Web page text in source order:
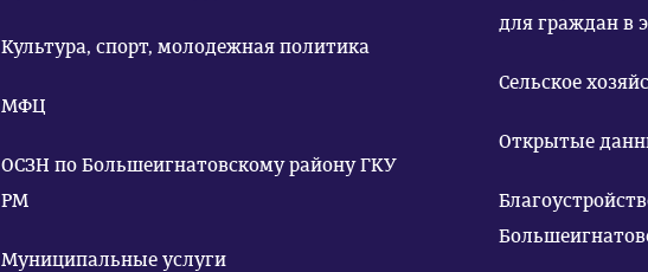
Культура, спорт, молодежная политика
МФЦ
ОСЗН по Большеигнатовскому району ГКУ
РМ
Муниципальные услуги
для граждан в
Сельское
Открытые